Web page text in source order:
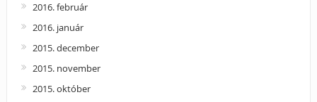
2016. február
2016. január
2015. december
2015. november
2015. október